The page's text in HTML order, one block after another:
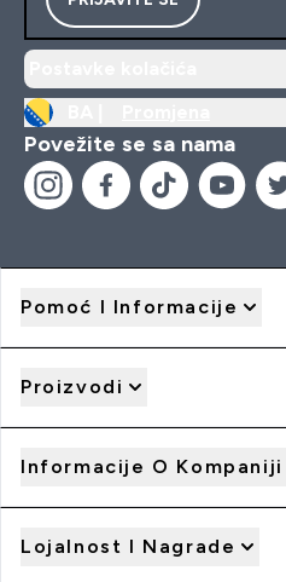
Povežite se sa nama
Pomoć I Informacije
Proizvodi
Informacije O Kompaniji
Lojalnost I Nagrade